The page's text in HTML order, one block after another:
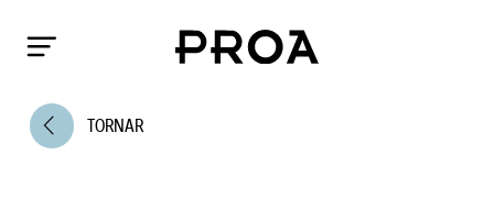
arrow_back_ios TORNAR